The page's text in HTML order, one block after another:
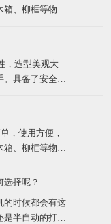
箱、柳框等物
泛适用于流动
钳的铁扣机捆
造型美观大
具备了安全性
机赞口不绝，认
于用于食品、
，使用方便，
箱、柳框等物
泛适用于流动
钳的铁扣机捆
选择呢？
时候都会有这
是半自动的打包